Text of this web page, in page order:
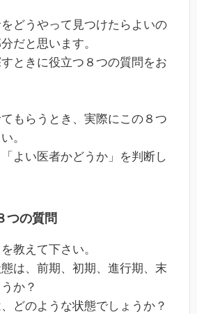
どうやって見つけたらよいの
だと思います。
ときに役立つ８つの質問をお
もらうとき、実際にこの８つ
。
よい医者かどうか」を判断し
つの質問
教えて下さい。
は、前期、初期、進行期、末
か？
どのような状態でしょうか？